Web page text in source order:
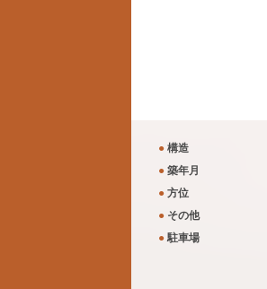
● 構造
● 築年月
● 方位
● その他
●駐車場